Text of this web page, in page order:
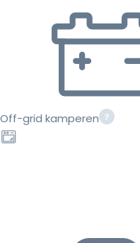
Off-grid kamperen